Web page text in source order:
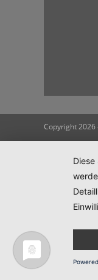
Copyright 2026